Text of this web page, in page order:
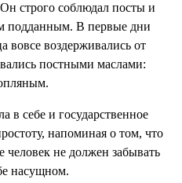
Он строго соблюдал посты и
подданным. В первые дни
вовсе воздерживались от
постными маслами:
в себе и государственное
напоминая о том, что
человек не должен забывать
насущном.